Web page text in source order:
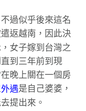
過似乎後來這名
返越南，因此決
女子嫁到台灣之
到三年前到現
晚上關在一個房
外遇是自己婆婆，
提出來。